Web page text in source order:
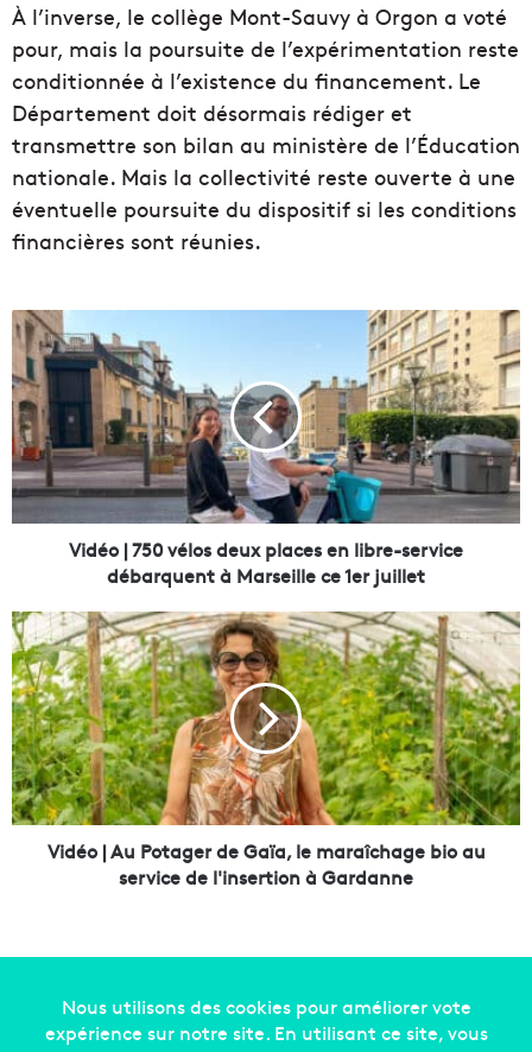
À l’inverse, le collège Mont-Sauvy à Orgon a voté
pour, mais la poursuite de l’expérimentation reste
conditionnée à l’existence du financement. Le
Département doit désormais rédiger et
transmettre son bilan au ministère de l’Éducation
nationale. Mais la collectivité reste ouverte à une
éventuelle poursuite du dispositif si les conditions
financières sont réunies.
V
i
d
é
o
|
7
5
0
o
s
d
e
u
x
p
l
a
Vidéo | 750 vélos deux places en libre-service
débarquent à Marseille ce 1er juillet
V
i
d
é
o
|
A
u
P
Vidéo | Au Potager de Gaïa, le maraîchage bio au
service de l'insertion à Gardanne
Copyright © 2014-2022Made in Marseille. Tous droits